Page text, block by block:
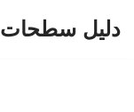
دليل سطحات